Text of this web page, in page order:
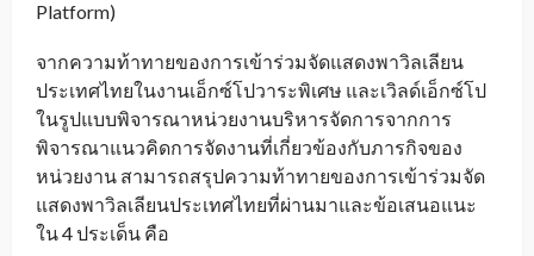
Platform)
จากความท้าทายของการเข้าร่วมจัดแสดงพาวิลเลียน
ประเทศไทยในงานเอ็กซ์โปวาระพิเศษ และเวิลด์เอ็กซ์โป
ในรูปแบบพิจารณาหน่วยงานบริหารจัดการจากการ
พิจารณาแนวคิดการจัดงานที่เกี่ยวข้องกับภารกิจของ
หน่วยงาน สามารถสรุปความท้าทายของการเข้าร่วมจัด
แสดงพาวิลเลียนประเทศไทยที่ผ่านมาและข้อเสนอแนะ
ใน 4 ประเด็น คือ